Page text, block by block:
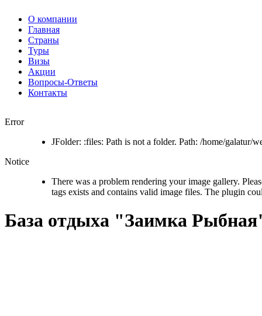
О компании
Главная
Страны
Туры
Визы
Акции
Вопросы-Ответы
Контакты
Error
JFolder: :files: Path is not a folder. Path: /home/galatur/
Notice
There was a problem rendering your image gallery.
tags exists and contains valid image files. The plugin
База отдыха "Заимка